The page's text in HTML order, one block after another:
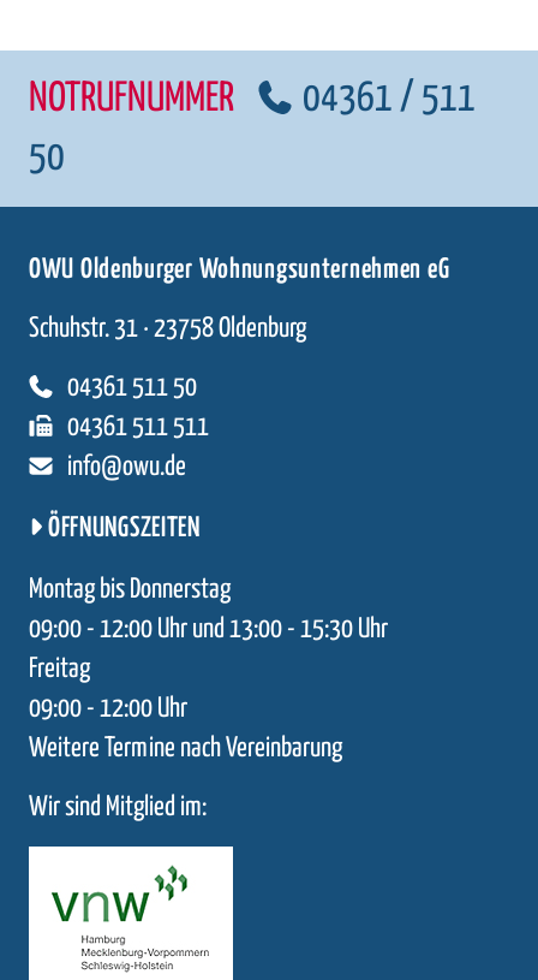
NOTRUFNUMMER
04361 / 511
50
OWU Oldenburger Wohnungsunternehmen eG
Schuhstr. 31 · 23758 Oldenburg
04361 511 50
04361 511 511
info@owu.de
ÖFFNUNGSZEITEN
Montag bis Donnerstag
09:00 - 12:00 Uhr und 13:00 - 15:30 Uhr
Freitag
09:00 - 12:00 Uhr
Weitere Termine nach Vereinbarung
Wir sind Mitglied im: